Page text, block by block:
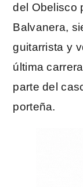
del Obelisco
Balvanera,
guitarrista y
última
parte del
porteña.